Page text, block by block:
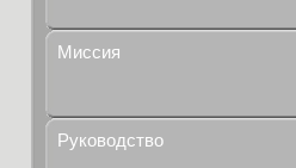
Миссия
Руководство